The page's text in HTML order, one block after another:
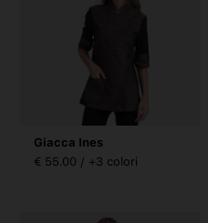
Giacca Ines
€ 55.00 / +3 colori